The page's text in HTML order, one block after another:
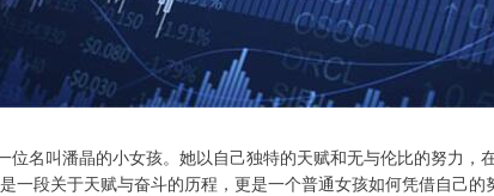
位名叫潘晶的小女孩。她以自己独特的天赋和无与伦比的努力，
一段关于天赋与奋斗的历程，更是一个普通女孩如何凭借自己的